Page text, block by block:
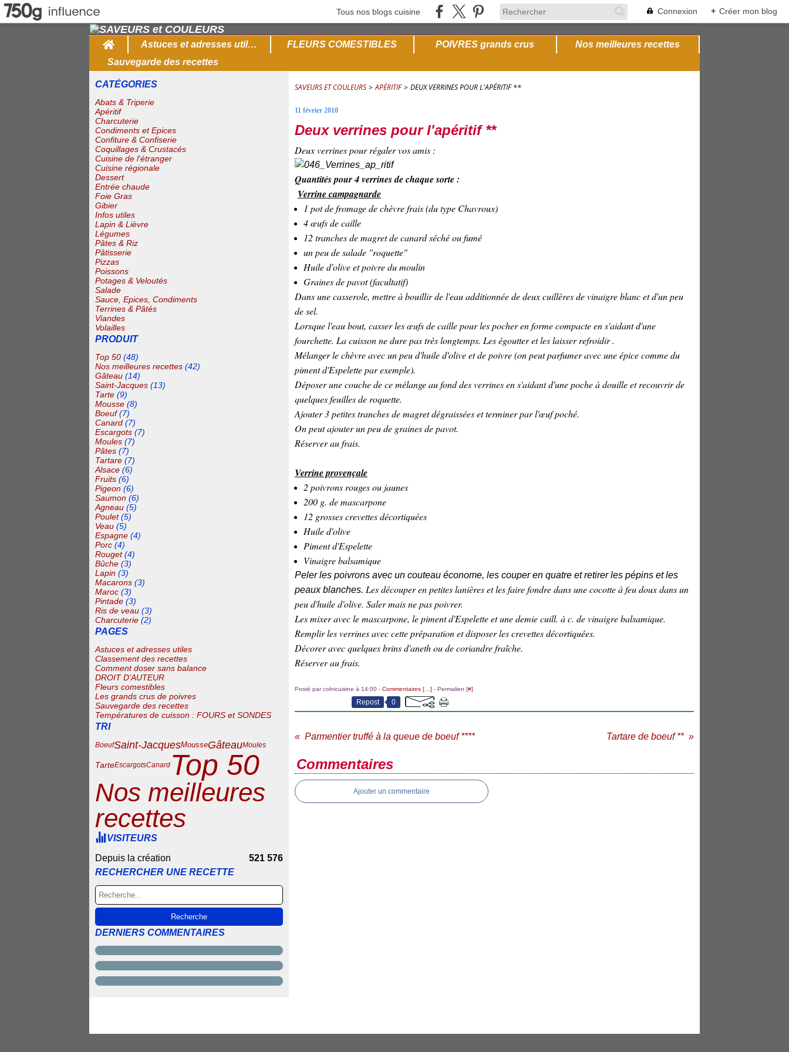
Tous nos blogs cuisine Connexion + Créer mon blog
Home Astuces et adresses utiles FLEURS COMESTIBLES POIVRES grands crus
Nos meilleures recettes
Sauvegarde des recettes
CATÉGORIES
Abats & Triperie
Apéritif
Charcuterie
Condiments et Epices
Confiture & Confiserie
Coquillages & Crustacés
Cuisine de l'étranger
Cuisine régionale
Dessert
Entrée chaude
Foie Gras
Gibier
Infos utiles
Lapin & Lièvre
Légumes
Pâtes & Riz
Pâtisserie
Pizzas
Poissons
Potages & Veloutés
Salade
Sauce, Epices, Condiments
Terrines & Pâtés
Viandes
Volailles
PRODUIT
Top 50 (48)
Nos meilleures recettes (42)
Gâteau (14)
Saint-Jacques (13)
Tarte (9)
Mousse (8)
Boeuf(7)
Canard (7)
Escargots (7)
Moules (7)
Pâtes (7)
Tartare (7)
Alsace (6)
Fruits (6)
Pigeon (6)
Saumon (6)
Agneau (5)
Poulet(5)
Veau (5)
Espagne (4)
Porc (4)
Rouget(4)
Bûche (3)
Lapin (3)
Macarons (3)
Maroc (3)
Pintade (3)
Ris de veau (3)
Charcuterie (2)
PAGES
Astuces et adresses utiles
Classement des recettes
Comment doser sans balance
DROIT D'AUTEUR
Fleurs comestibles
Les grands crus de poivres
Sauvegarde des recettes
Températures de cuisson : FOURS et SONDES
TRI
BoeufSaint-JacquesMousseGâteauMoules
TarteEscargotsCanard Top 50
Nos meilleures
recettes
VISITEURS
Depuis la création
521 576
RECHERCHER UNE RECETTE
DERNIERS COMMENTAIRES
SAVEURS ET COULEURS > APÉRITIF > DEUX VERRINES POUR L'APÉRITIF **
11 février 2010
Deux verrines pour l'apéritif **
Deux verrines pour régaler vos amis :
Quantités pour 4 verrines de chaque sorte :
Verrine campagnarde
1 pot de fromage de chèvre frais (du type Chavroux)
4 œufs de caille
12 tranches de magret de canard séché ou fumé
un peu de salade "roquette"
Huile d'olive et poivre du moulin
Graines de pavot (facultatif)
Dans une casserole, mettre à bouillir de l'eau additionnée de deux cuillères de vinaigre blanc et d'un peu
de sel.
Lorsque l'eau bout, casser les œufs de caille pour les pocher en forme compacte en s'aidant d'une
fourchette. La cuisson ne dure pas très longtemps. Les égoutter et les laisser refroidir .
Mélanger le chèvre avec un peu d'huile d'olive et de poivre (on peut parfumer avec une épice comme du
piment d'Espelette par exemple).
Déposer une couche de ce mélange au fond des verrines en s'aidant d'une poche à douille et recouvrir de
quelques feuilles de roquette.
Ajouter 3 petites tranches de magret dégraissées et terminer par l'œuf poché.
On peut ajouter un peu de graines de pavot.
Réserver au frais.
Verrine provençale
2 poivrons rouges ou jaunes
200 g. de mascarpone
12 grosses crevettes décortiquées
Huile d'olive
Piment d'Espelette
Vinaigre balsamique
Peler les poivrons avec un couteau économe, les couper en quatre et retirer les pépins et les
peaux blanches. Les découper en petites lanières et les faire fondre dans une cocotte à feu doux dans un
peu d'huile d'olive. Saler mais ne pas poivrer.
Les mixer avec le mascarpone, le piment d'Espelette et une demie cuill. à c. de vinaigre balsamique.
Remplir les verrines avec cette préparation et disposer les crevettes décortiquées.
Décorer avec quelques brins d'aneth ou de coriandre fraîche.
Réserver au frais.
Posté par colnicuisine à 14:00 - Commentaires [ ] - Permalien [#]
Repost 0
Parmentier truffé à la queue de boeuf **** Tartare de boeuf **
Commentaires
Ajouter un commentaire